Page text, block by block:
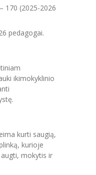
politika
170 (2025-2026
pedagogai.
ikimokyklinio
kurti saugią,
kurioje
mokytis ir